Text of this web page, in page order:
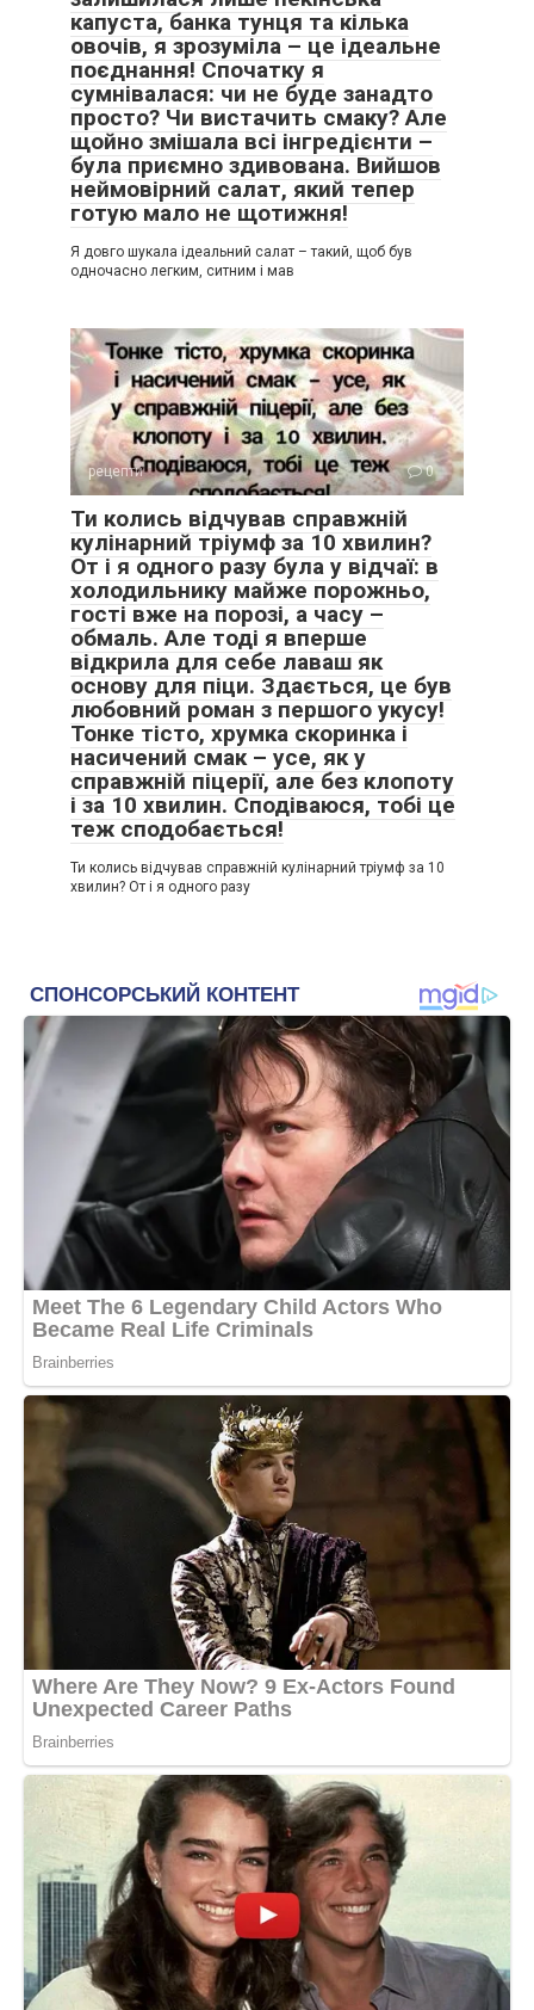
капуста, банка тунця та кілька
овочів, я зрозуміла – це ідеальне
поєднання! Спочатку я
сумнівалася: чи не буде занадто
просто? Чи вистачить смаку? Але
щойно змішала всі інгредієнти –
була приємно здивована. Вийшов
неймовірний салат, який тепер
готую мало не щотижня!
Я довго шукала ідеальний салат – такий, щоб був
одночасно легким, ситним і мав
рецепти 0
Ти колись відчував справжній
кулінарний тріумф за 10 хвилин?
От і я одного разу була у відчаї: в
холодильнику майже порожньо,
гості вже на порозі, а часу –
обмаль. Але тоді я вперше
відкрила для себе лаваш як
основу для піци. Здається, це був
любовний роман з першого укусу!
Тонке тісто, хрумка скоринка і
насичений смак – усе, як у
справжній піцерії, але без клопоту
і за 10 хвилин. Сподіваюся, тобі це
теж сподобається!
Ти колись відчував справжній кулінарний тріумф за 10
хвилин? От і я одного разу